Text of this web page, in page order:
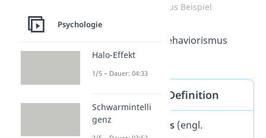
Behaviorismus Beispiel
Die Definition von Behaviorismus
lautet wie folgt:
Behaviorismus Definition
DerBehaviorismus(engl.
Psychologie
Halo-Effekt
1/5 – Dauer: 04:33
Schwarmintelli
genz